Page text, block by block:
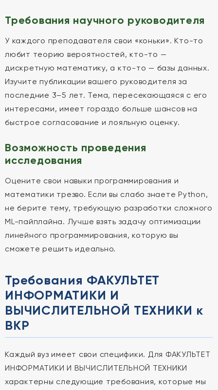
Требования научного руководителя
У каждого преподавателя свои «коньки». Кто-то
любит теорию вероятностей, кто-то —
дискретную математику, а кто-то — базы данных.
Изучите публикации вашего руководителя за
последние 3–5 лет. Тема, пересекающаяся с его
интересами, имеет гораздо больше шансов на
быстрое согласование и лояльную оценку.
Возможность проведения
исследования
Оцените свои навыки программирования и
математики трезво. Если вы слабо знаете Python,
не берите тему, требующую разработки сложного
ML-пайплайна. Лучше взять задачу оптимизации
линейного программирования, которую вы
сможете решить идеально.
Требования ФАКУЛЬТЕТ
ИНФОРМАТИКИ И
ВЫЧИСЛИТЕЛЬНОЙ ТЕХНИКИ к
ВКР
Каждый вуз имеет свои специфики. Для ФАКУЛЬТЕТ
ИНФОРМАТИКИ И ВЫЧИСЛИТЕЛЬНОЙ ТЕХНИКИ
характерны следующие требования, которые мы